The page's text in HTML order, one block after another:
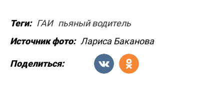
Теги: ГАИ пьяный водитель
Источник фото: Лариса Баканова
Поделиться: